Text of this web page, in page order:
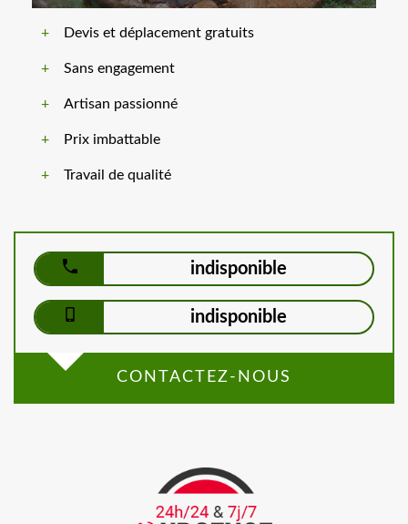
Devis et déplacement gratuits
Sans engagement
Artisan passionné
Prix imbattable
Travail de qualité
indisponible
indisponible
CONTACTEZ-NOUS